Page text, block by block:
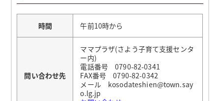
時間 午前10時から
問い合わせ先
ママプラザ(さよう子育て支援センタ
ー内)
電話番号 0790-82-0341
FAX番号 0790-82-0342
メール kosodateshien@town.say
o.lg.jp